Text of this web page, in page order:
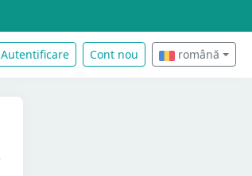
Autentificare Cont nou română